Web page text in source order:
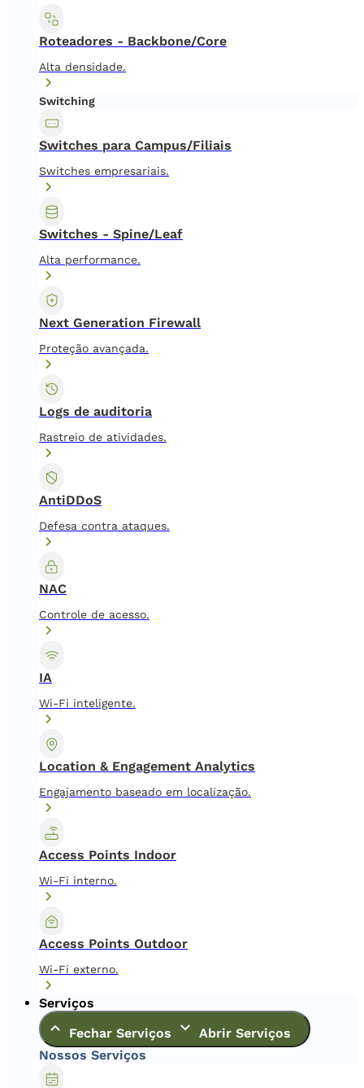
Roteadores - Backbone/Core
Alta densidade.
Switching
Switches para Campus/Filiais
Switches empresariais.
Switches - Spine/Leaf
Alta performance.
Next Generation Firewall
Proteção avançada.
Logs de auditoria
Rastreio de atividades.
AntiDDoS
Defesa contra ataques.
NAC
Controle de acesso.
IA
Wi-Fi inteligente.
Location & Engagement Analytics
Engajamento baseado em localização.
Access Points Indoor
Wi-Fi interno.
Access Points Outdoor
Wi-Fi externo.
Serviços
Fechar Serviços
Abrir Serviços
Nossos Serviços